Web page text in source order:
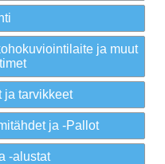
ja muut
ja tarvikkeet
ja -Pallot
-alustat